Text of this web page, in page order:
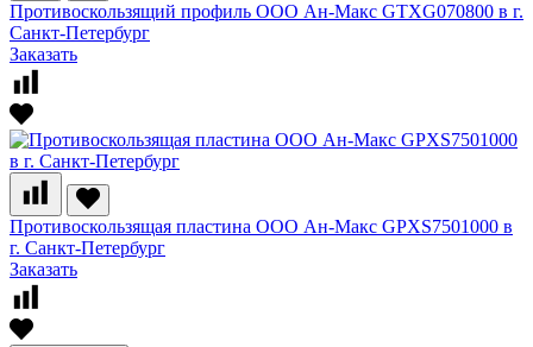
Противоскользящий профиль ООО Ан-Макс GTXG070800 в г.
Санкт-Петербург
Заказать
Противоскользящая пластина ООО Ан-Макс GPXS7501000 в
г. Санкт-Петербург
Заказать